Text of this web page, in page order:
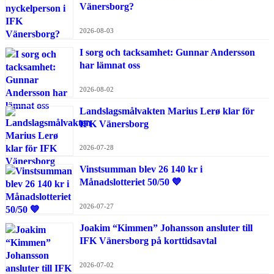
Vänersborg?
2026-08-03
I sorg och tacksamhet: Gunnar Andersson
har lämnat oss
2026-08-02
Landslagsmålvakten Marius Lerø klar för
IFK Vänersborg
2026-07-28
Vinstsumman blev 26 140 kr i
Månadslotteriet 50/50 💙
2026-07-27
Joakim “Kimmen” Johansson ansluter till
IFK Vänersborg på korttidsavtal
2026-07-02